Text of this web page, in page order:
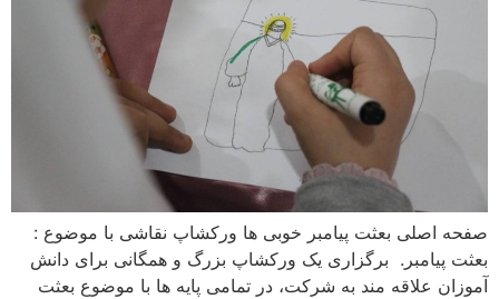
صفحه اصلی بعثت پیامبر خوبی ها ورکشاپ نقاشی با موضوع :
بعثت پیامبر. برگزاری یک ورکشاپ بزرگ و همگانی برای دانش
آموزان علاقه مند به شرکت، در تمامی پایه ها با موضوع بعثت